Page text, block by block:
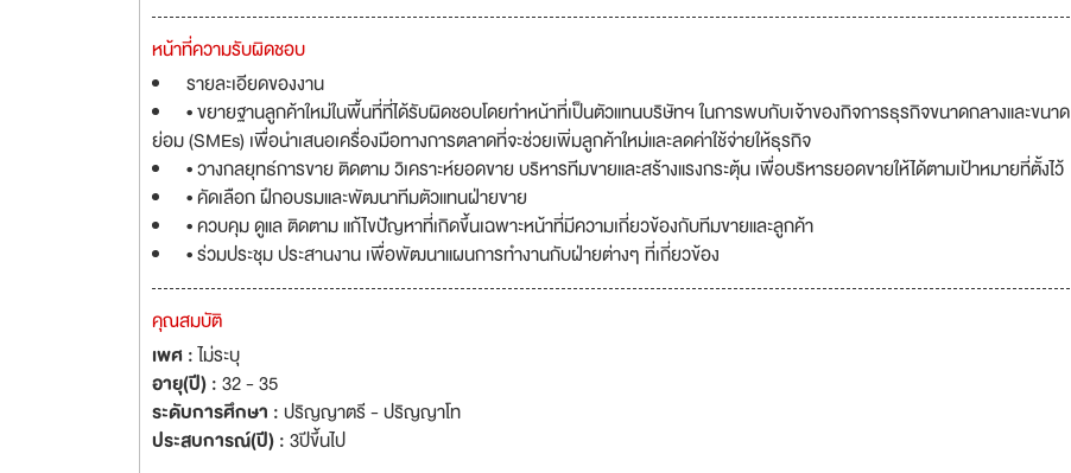
หน้าที่ความรับผิดชอบ
รายละเอียดของงาน
• ขยายฐานลูกค้าใหม่ในพื้นที่ที่ได้รับผิดชอบโดยทำหน้าที่เป็นตัวแทนบริษัทฯ ในการพบกับเจ้าของกิจการธุรกิจขนาดกลางและขนาด
ย่อม (SMEs) เพื่อนำเสนอเครื่องมือทางการตลาดที่จะช่วยเพิ่มลูกค้าใหม่และลดค่าใช้จ่ายให้ธุรกิจ
• วางกลยุทธ์การขาย ติดตาม วิเคราะห์ยอดขาย บริหารทีมขายและสร้างแรงกระตุ้น เพื่อบริหารยอดขายให้ได้ตามเป้าหมายที่ตั้งไว้
• คัดเลือก ฝึกอบรมและพัฒนาทีมตัวแทนฝ่ายขาย
• ควบคุม ดูแล ติดตาม แก้ไขปัญหาที่เกิดขึ้นเฉพาะหน้าที่มีความเกี่ยวข้องกับทีมขายและลูกค้า
• ร่วมประชุม ประสานงาน เพื่อพัฒนาแผนการทำงานกับฝ่ายต่างๆ ที่เกี่ยวข้อง
คุณสมบัติ
เพศ :ไม่ระบุ
อายุ(ปี) :32 - 35
ระดับการศึกษา :ปริญญาตรี - ปริญญาโท
ประสบการณ์(ปี) :3ปีขึ้นไป